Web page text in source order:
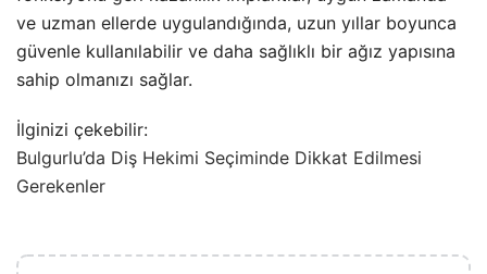
ve uzman ellerde uygulandığında, uzun yıllar boyunca
güvenle kullanılabilir ve daha sağlıklı bir ağız yapısına
sahip olmanızı sağlar.
İlginizi çekebilir:
Bulgurlu’da Diş Hekimi Seçiminde Dikkat Edilmesi
Gerekenler